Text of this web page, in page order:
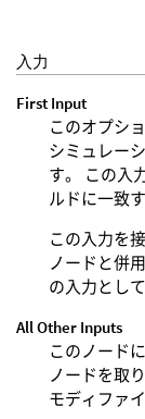
入力
First Input
このオプシ
シミュレー
す。 この入
ルドに一致
この入力を
ノードと併
の入力とし
All Other Inputs
このノード
ノードを取
モディファ